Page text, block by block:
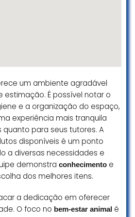
pequenos e ignora o
de informação que os
deveriam saber?
Kaylani Leal
☆ 1/5
por meio desta expressar
decepção com a recente
que tive como cliente
hamsters e os respectivos
investindo cerca de
um ambiente agradável
estimação. É possível notar o
e a organização do espaço,
experiência mais tranquila
para seus tutores. A
disponíveis é um ponto
a diversas necessidades e
demonstra conhecimento e
dos melhores itens.
a dedicação em oferecer
O foco no bem-estar animal é